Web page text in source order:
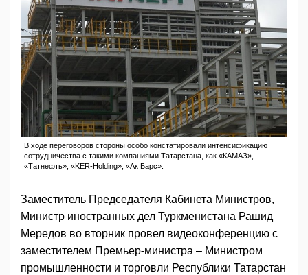
В ходе переговоров стороны особо констатировали интенсификацию
сотрудничества с такими компаниями Татарстана, как «КАМАЗ»,
«Татнефть», «KER-Holding», «Ак Барс».
Заместитель Председателя Кабинета Министров,
Министр иностранных дел Туркменистана Рашид
Мередов во вторник провел видеоконференцию с
заместителем Премьер-министра – Министром
промышленности и торговли Республики Татарстан